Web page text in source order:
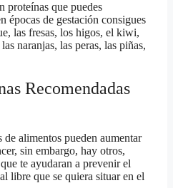
proteínas que puedes
épocas de gestación consigues
las fresas, los higos, el kiwi,
naranjas, las peras, las piñas,
Recomendadas
alimentos pueden aumentar
sin embargo, hay otros,
te ayudaran a prevenir el
libre que se quiera situar en el